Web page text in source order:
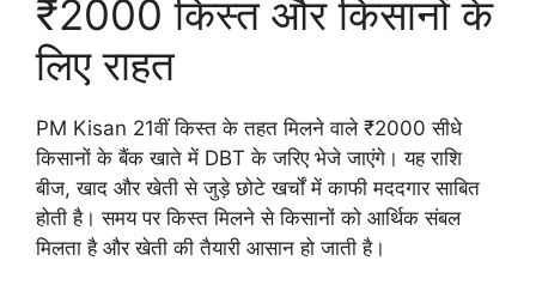
₹2000 किस्त और किसानों के
लिए राहत
PM Kisan 21वीं किस्त के तहत मिलने वाले ₹2000 सीधे
किसानों के बैंक खाते में DBT के जरिए भेजे जाएंगे। यह राशि
बीज, खाद और खेती से जुड़े छोटे खर्चों में काफी मददगार साबित
होती है। समय पर किस्त मिलने से किसानों को आर्थिक संबल
मिलता है और खेती की तैयारी आसान हो जाती है।